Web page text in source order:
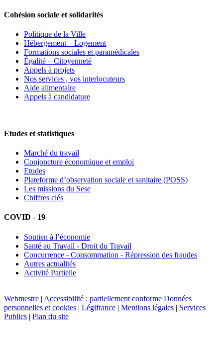
Cohésion sociale et solidarités
Politique de la Ville
Hébergement – Logement
Formations sociales et paramédicales
Égalité – Citoyenneté
Appels à projets
Nos services , vos interlocuteurs
Aide alimentaire
Appels à candidature
Etudes et statistiques
Marché du travail
Conjoncture économique et emploi
Etudes
Plateforme d’observation sociale et sanitaire (POSS)
Les missions du Sese
Chiffres clés
COVID - 19
Soutien à l’économie
Santé au Travail - Droit du Travail
Concurrence - Consommation - Répression des fraudes
Autres actualités
Activité Partielle
Webmestre | Accessibilité : partiellement conforme Données
personnelles et cookies | Légifrance | Mentions légales | Services
Publics | Plan du site